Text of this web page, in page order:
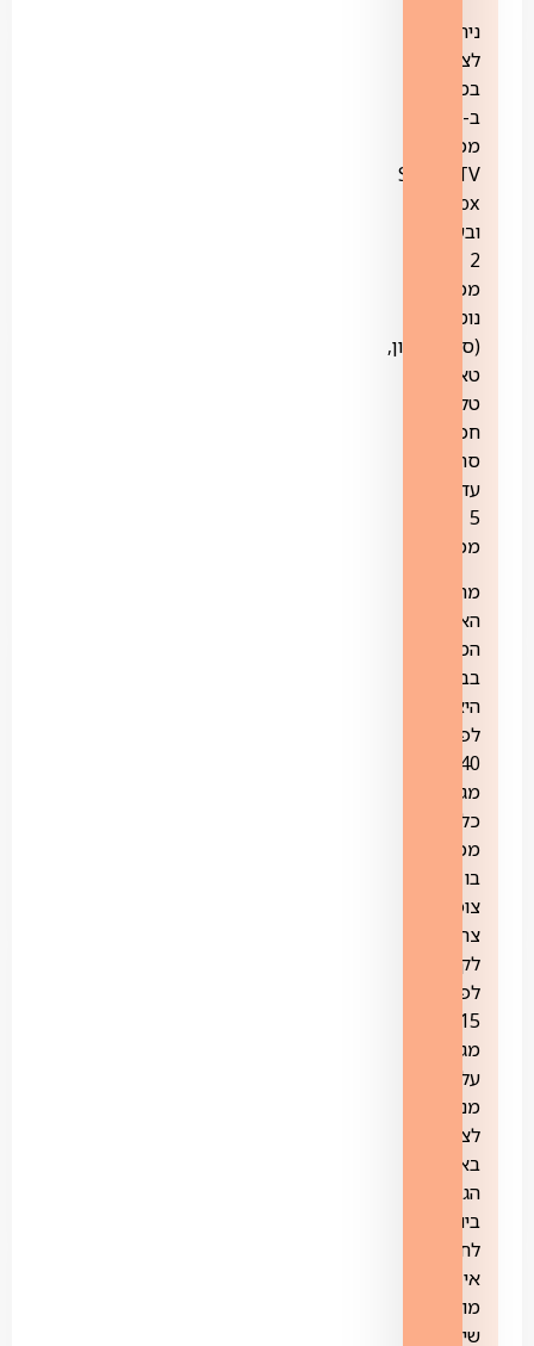
ניתן
לצפות
במקביל
מכשירי
STINGTV
Box
ובעוד
2
מכשירים
נוספים
(סמארטפון,
טאבלט,
טלוויזיה
חכמה).
סה"כ
עד
5
מכשירים.
מהירות
האינטרנט
המומלצת
בבית
היא
לפחות
40
מגה.
כל
מכשיר
בו
צופים
צריך
לקבל
לפחות
15
מגה
על
מנת
לצפות
באיכות
הגבוהה
ביותר.
לחברה
אין
מוקד
שימור